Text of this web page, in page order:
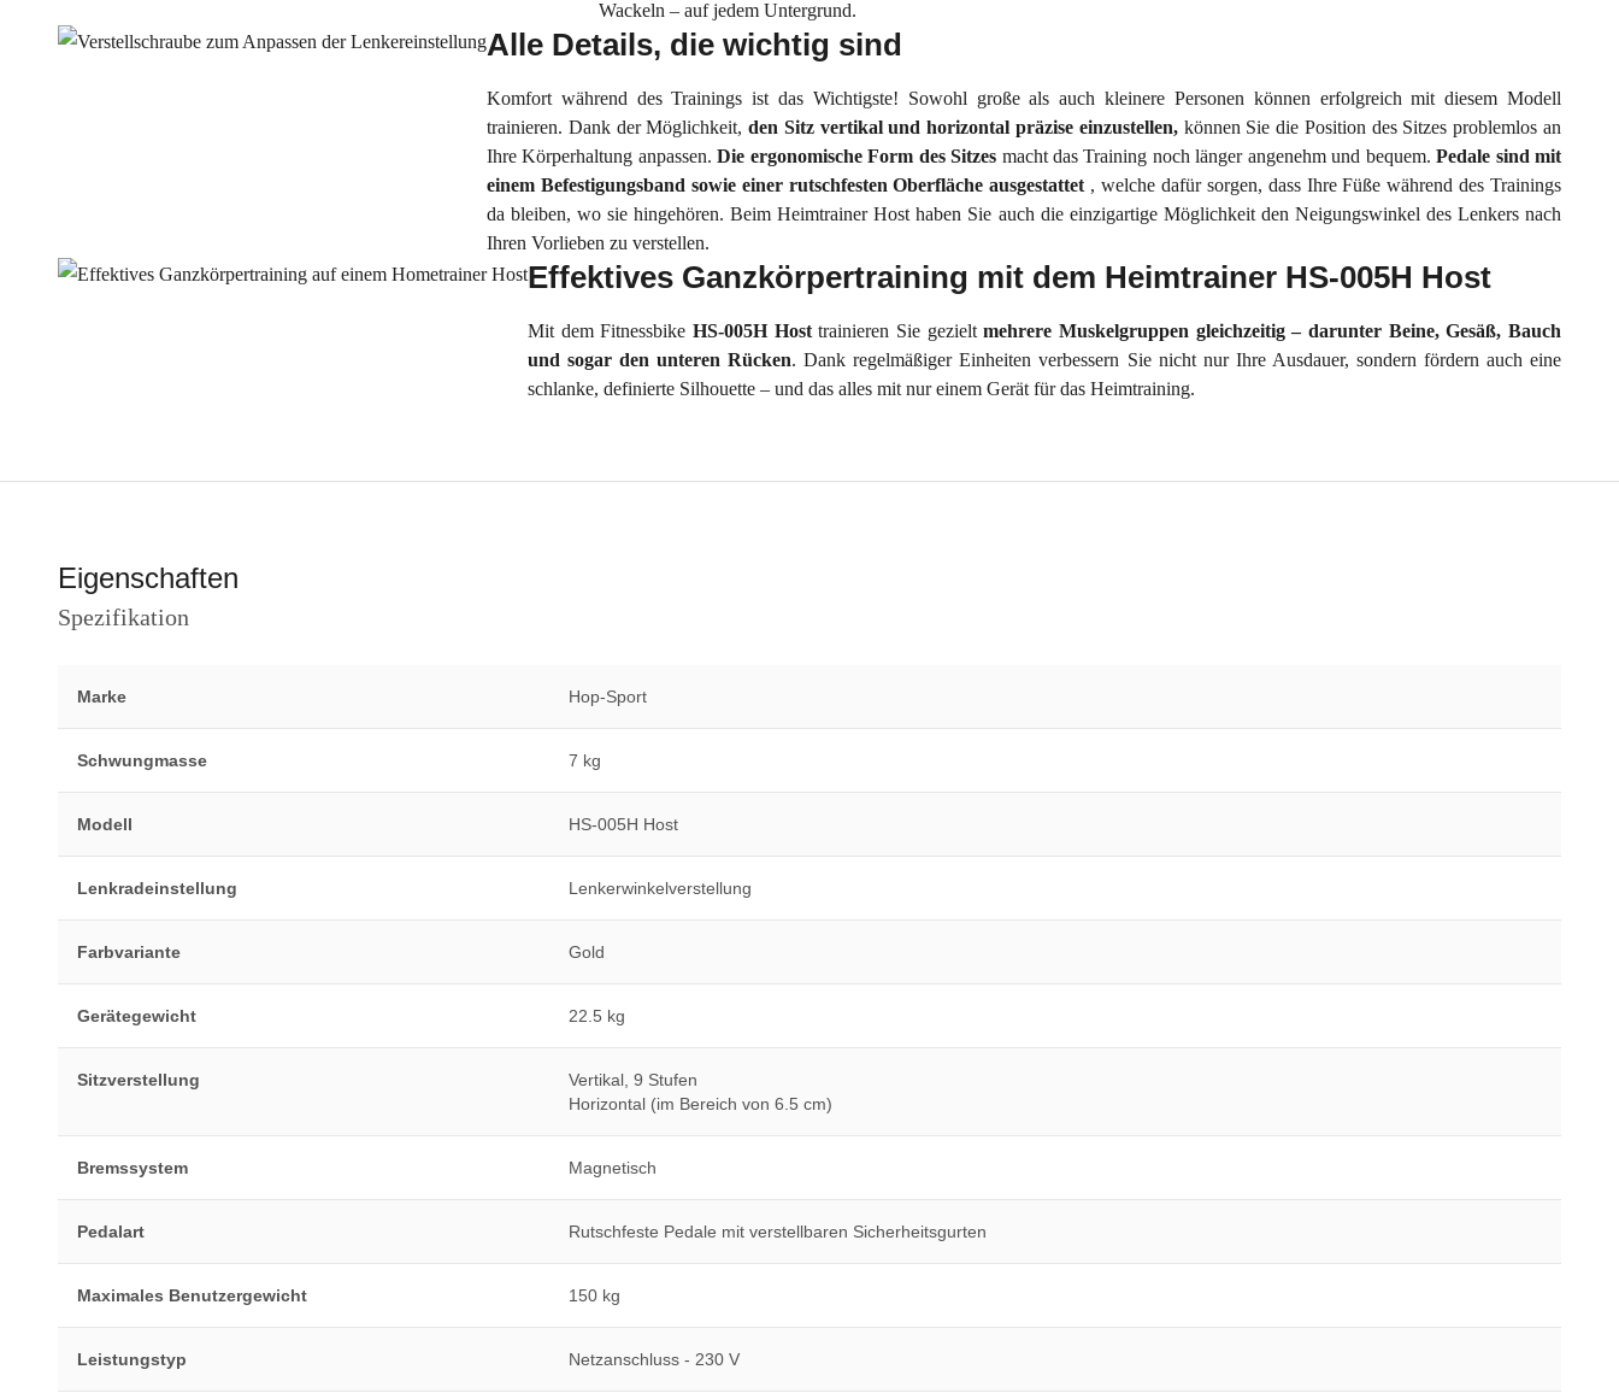
Wackeln – auf jedem Untergrund.
Alle Details, die wichtig sind
Komfort während des Trainings ist das Wichtigste! Sowohl große als auch kleinere Personen können erfolgreich mit diesem Modell
trainieren. Dank der Möglichkeit,den Sitz vertikal und horizontal präzise einzustellen, können Sie die Position des Sitzes problemlos an
Ihre Körperhaltung anpassen.Die ergonomische Form des Sitzes macht das Training noch länger angenehm und bequem.Pedale sind mit
einem Befestigungsband sowie einer rutschfesten Oberfläche ausgestattet , welche dafür sorgen, dass Ihre Füße während des Trainings
da bleiben, wo sie hingehören. Beim Heimtrainer Host haben Sie auch die einzigartige Möglichkeit den Neigungswinkel des Lenkers nach
Ihren Vorlieben zu verstellen.
Effektives Ganzkörpertraining mit dem Heimtrainer HS-005H Host
Mit dem Fitnessbike HS-005H Hosttrainieren Sie gezieltmehrere Muskelgruppen gleichzeitig – darunter Beine, Gesäß, Bauch
und sogar den unteren Rücken. Dank regelmäßiger Einheiten verbessern Sie nicht nur Ihre Ausdauer, sondern fördern auch eine
schlanke, definierte Silhouette – und das alles mit nur einem Gerät für das Heimtraining.
Eigenschaften
Spezifikation
Marke Hop-Sport
Schwungmasse 7 kg
Modell HS-005H Host
Lenkradeinstellung Lenkerwinkelverstellung
Farbvariante Gold
Gerätegewicht 22.5 kg
Sitzverstellung
Vertikal, 9 Stufen
Horizontal (im Bereich von 6.5 cm)
Bremssystem Magnetisch
Pedalart Rutschfeste Pedale mit verstellbaren Sicherheitsgurten
Maximales Benutzergewicht 150 kg
Leistungstyp Netzanschluss - 230 V